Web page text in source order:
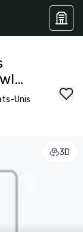
Unis
3D